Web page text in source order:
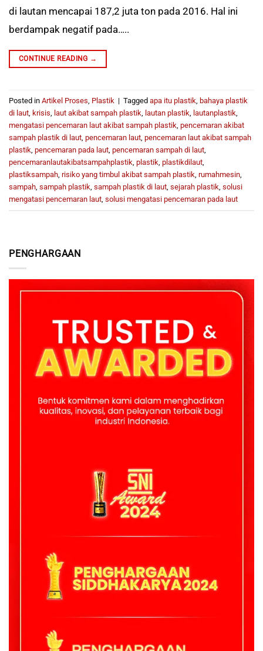
PENGHARGAAN
di lautan mencapai 187,2 juta ton pada 2016. Hal ini
berdampak negatif pada…..
CONTINUE READING →
Posted in Artikel Proses Plastik | Tagged apa itu plastik bahaya plastik
di laut krisis laut akibat sampah plastik lautan plastik lautanplastik
mengatasi pencemaran laut akibat sampah plastik pencemaran akibat
sampah plastik di laut pencemaran laut pencemaran laut akibat sampah
plastik pencemaran pada laut pencemaran sampah di laut
pencemaranlautakibatsampahplastik plastik plastikdilaut
plastiksampah risiko yang timbul akibat sampah plastik rumahmesin
sampah sampah plastik sampah plastik di laut sejarah plastik solusi
mengatasi pencemaran laut solusi mengatasi pencemaran pada laut